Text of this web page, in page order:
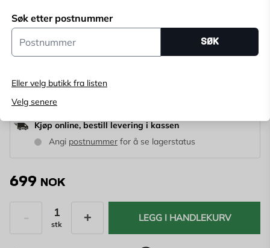
Søk etter postnummer
Postnummer
SØK
Eller velg butikk fra listen
Velg senere
trommelen kommer opp fra bakken og beskyttes mot
smuss og fuktighet. Selvstengende lokk som beskytter
kontaktene.
Vis mer
Velg butikk
Kjøp online, bestill levering i kassen
Angi postnummer for å se lagerstatus
699 NOK
stk
LEGG I HANDLEKURV